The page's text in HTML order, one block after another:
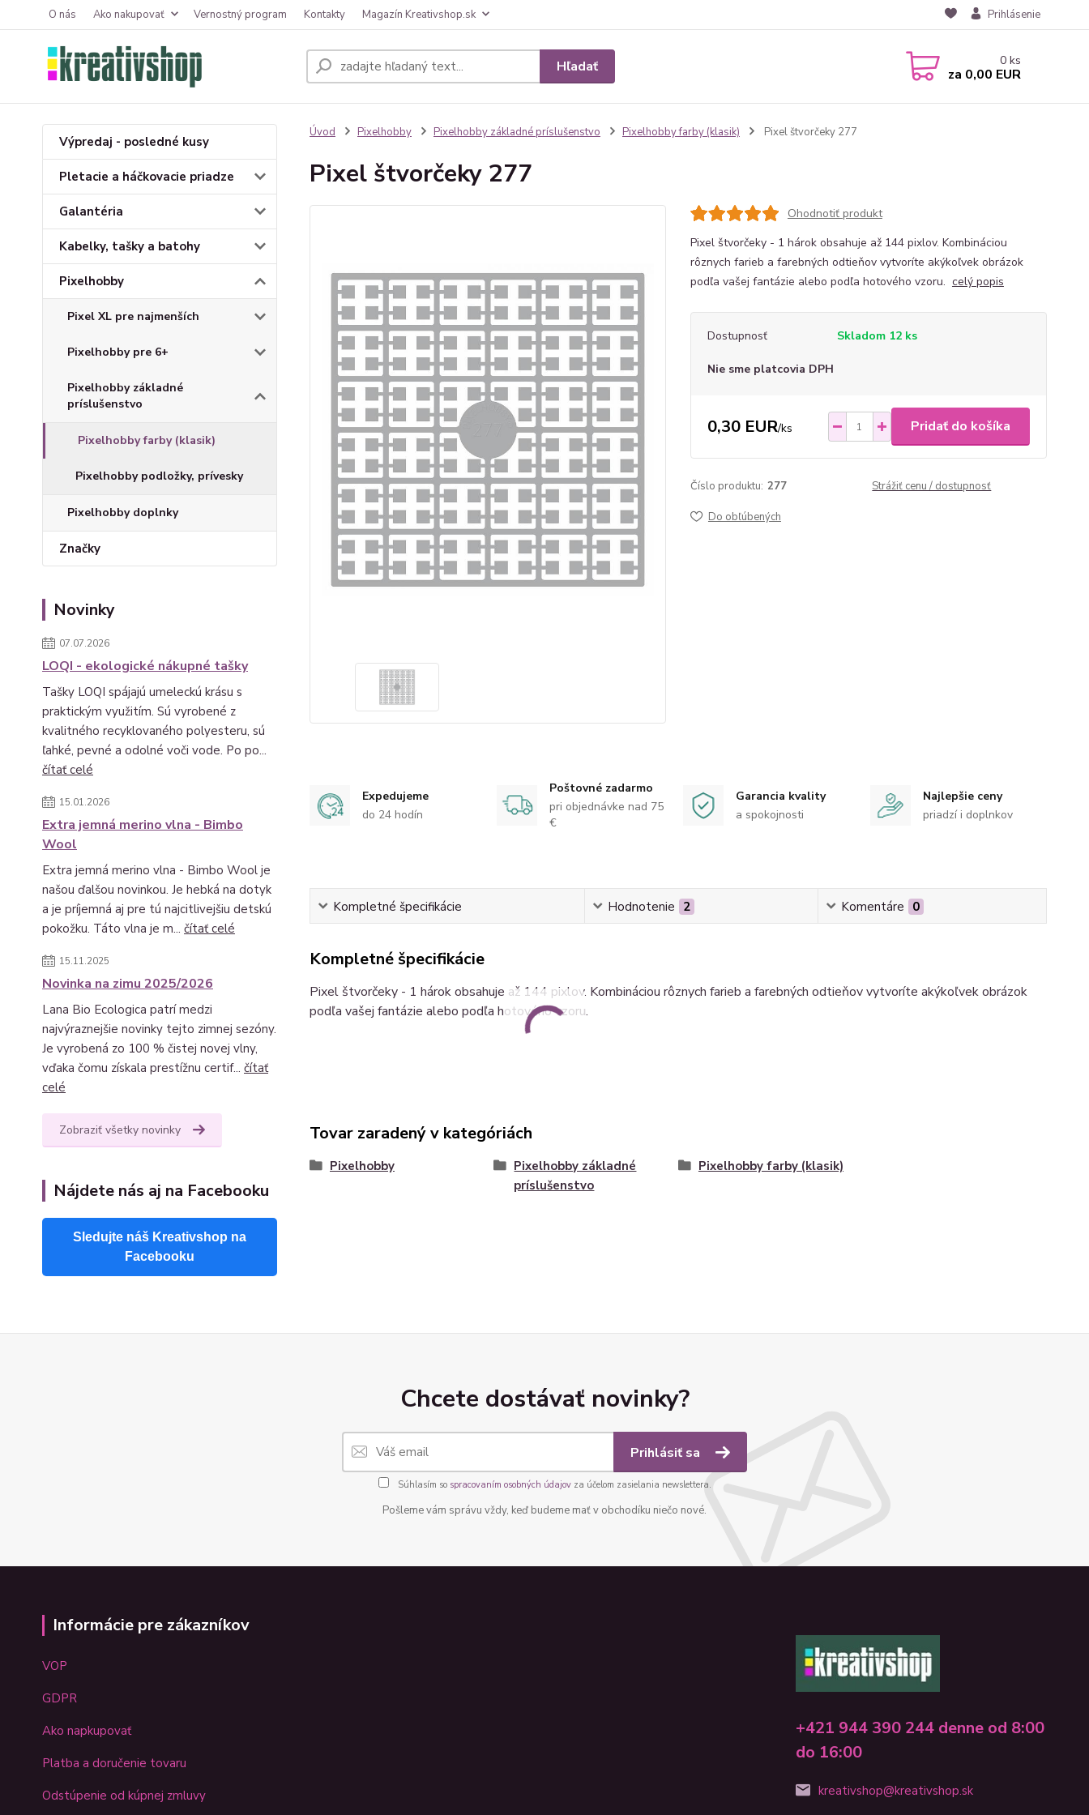
O nás Ako nakupovať Vernostný program Kontakty Magazín Kreativshop.sk Prihlásenie
Hľadať 0 ks
za 0,00 EUR
Výpredaj - posledné kusy
Pletacie a háčkovacie priadze
Galantéria
Kabelky, tašky a batohy
Pixelhobby
Pixel XL pre najmenších
Pixelhobby pre 6+
Pixelhobby základné
príslušenstvo
Pixelhobby farby (klasik)
Pixelhobby podložky, prívesky
Pixelhobby doplnky
Značky
Novinky
07.07.2026
LOQI - ekologické nákupné tašky
Tašky LOQI spájajú umeleckú krásu s
praktickým využitím. Sú vyrobené z
kvalitného recyklovaného polyesteru, sú
ľahké, pevné a odolné voči vode. Po po...
čítať celé
15.01.2026
Extra jemná merino vlna - Bimbo
Wool
Extra jemná merino vlna - Bimbo Wool je
našou ďalšou novinkou. Je hebká na dotyk
a je príjemná aj pre tú najcitlivejšiu detskú
pokožku. Táto vlna je m... čítať celé
15.11.2025
Novinka na zimu 2025/2026
Lana Bio Ecologica patrí medzi
najvýraznejšie novinky tejto zimnej sezóny.
Je vyrobená zo 100 % čistej novej vlny,
vďaka čomu získala prestížnu certif... čítať
celé
Zobraziť všetky novinky
Nájdete nás aj na Facebooku
Sledujte náš Kreativshop na
Facebooku
Úvod Pixelhobby Pixelhobby základné príslušenstvo Pixelhobby farby (klasik) Pixel štvorčeky 277
Pixel štvorčeky 277
Ohodnotiť produkt
Pixel štvorčeky - 1 hárok obsahuje až 144 pixlov. Kombináciou
rôznych farieb a farebných odtieňov vytvoríte akýkoľvek obrázok
podľa vašej fantázie alebo podľa hotového vzoru. celý popis
Dostupnosť Skladom 12 ks
Nie sme platcovia DPH
0,30 EUR/ks Pridať do košíka
Číslo produktu: 277 Strážiť cenu / dostupnosť
Do obľúbených
Expedujeme
do 24 hodín
Poštovné zadarmo
pri objednávke nad 75
€
Garancia kvality
a spokojnosti
Najlepšie ceny
priadzí i doplnkov
Kompletné špecifikácie Hodnotenie 2 Komentáre 0
Kompletné špecifikácie
Pixel štvorčeky - 1 hárok obsahuje až 144 pixlov. Kombináciou rôznych farieb a farebných odtieňov vytvoríte akýkoľvek obrázok
podľa vašej fantázie alebo podľa hotového vzoru.
Tovar zaradený v kategóriách
Pixelhobby
Pixelhobby základné
príslušenstvo
Pixelhobby farby (klasik)
Chcete dostávať novinky?
Prihlásiť sa
Súhlasím so spracovaním osobných údajovza účelom zasielania newslettera.
Pošleme vám správu vždy, keď budeme mať v obchodíku niečo nové.
Informácie pre zákazníkov
VOP
GDPR
Ako napkupovať
Platba a doručenie tovaru
Odstúpenie od kúpnej zmluvy
+421 944 390 244 denne od 8:00
do 16:00
kreativshop@kreativshop.sk